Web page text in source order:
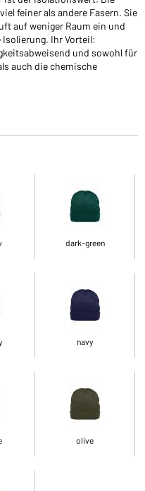
feiner als andere Fasern. Sie
auf weniger Raum ein und
Ihr Vorteil:
und sowohl für
auch die chemische
dark-green
navy
olive